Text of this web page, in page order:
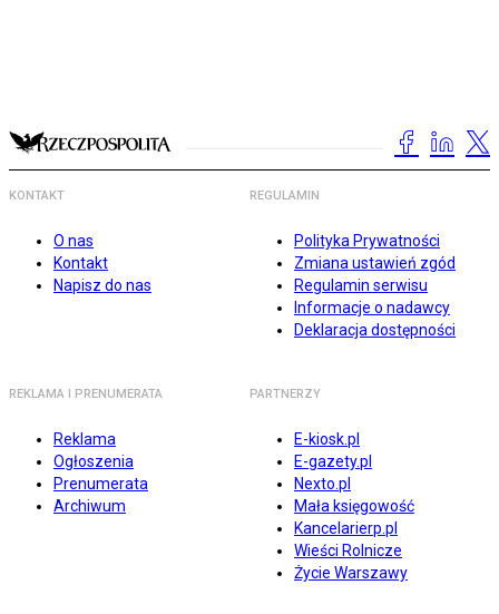
KONTAKT
O nas
Kontakt
Napisz do nas
REGULAMIN
Polityka Prywatności
Zmiana ustawień zgód
Regulamin serwisu
Informacje o nadawcy
Deklaracja dostępności
REKLAMA I PRENUMERATA
Reklama
Ogłoszenia
Prenumerata
Archiwum
PARTNERZY
E-kiosk.pl
E-gazety.pl
Nexto.pl
Mała księgowość
Kancelarierp.pl
Wieści Rolnicze
Życie Warszawy